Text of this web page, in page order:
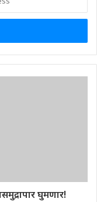
घुमणार!